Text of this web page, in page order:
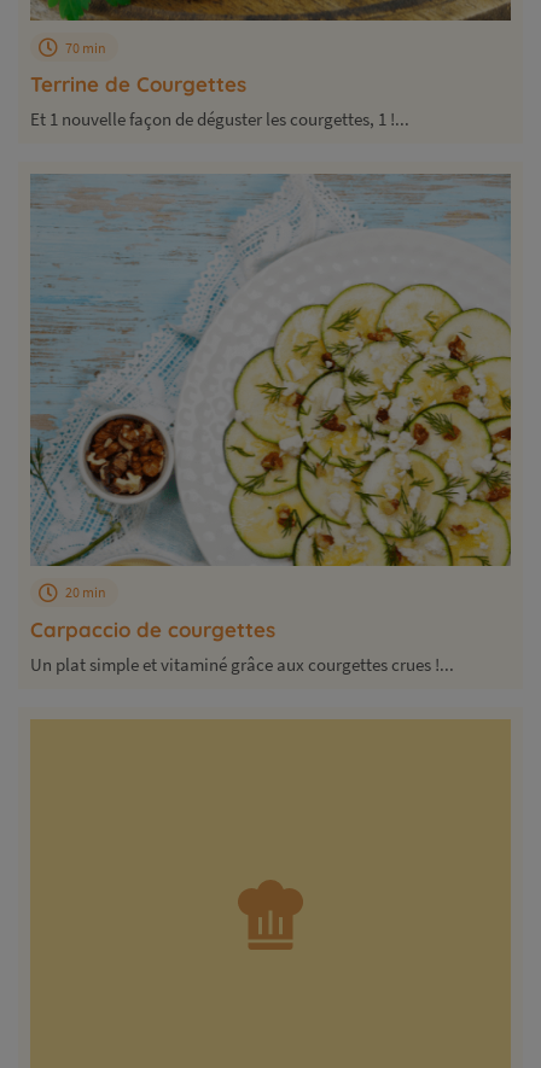
Terrine de Courgettes
70 min
Et 1 nouvelle façon de déguster les courgettes, 1 !...
Carpaccio de courgettes
20 min
Un plat simple et vitaminé grâce aux courgettes crues !...